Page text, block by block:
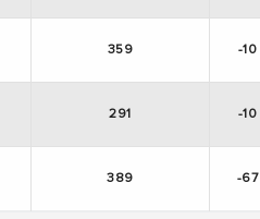
359 -10
291 -10
389 -67